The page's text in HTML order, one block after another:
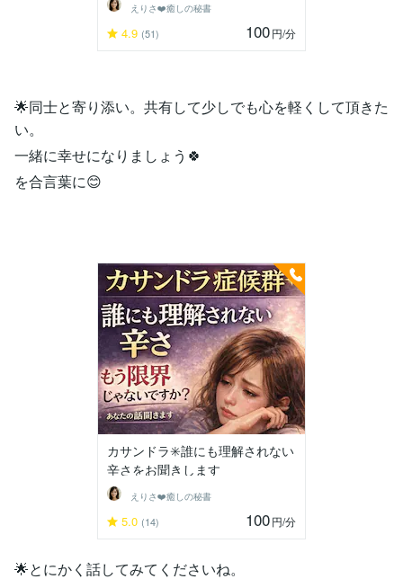
えりさ❤️癒しの秘書
4.9 (51) 100円/分
🌟同士と寄り添い。共有して少しでも心を軽くして頂きた
い。
一緒に幸せになりましょう🍀
を合言葉に😊
カサンドラ✳️誰にも理解されない
辛さをお聞きします
えりさ❤️癒しの秘書
5.0 (14) 100円/分
🌟とにかく話してみてくださいね。